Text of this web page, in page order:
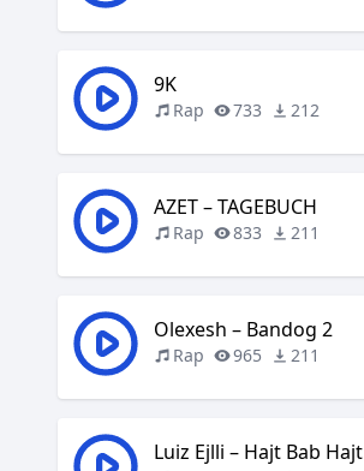
9K
Rap 733 212
AZET – TAGEBUCH
Rap 833 211
Olexesh – Bandog 2
Rap 965 211
Luiz Ejlli – Hajt Bab Hajt